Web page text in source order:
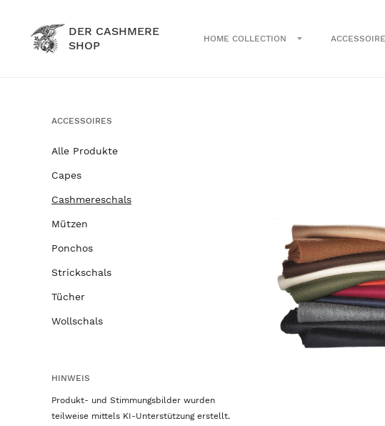
DER CASHMERE
SHOP
HOME COLLECTION
ACCESSOIRES
Alle Produkte
Capes
Cashmereschals
Mützen
Ponchos
Strickschals
Tücher
Wollschals
HINWEIS
Produkt- und Stimmungsbilder wurden
teilweise mittels KI-Unterstützung erstellt.